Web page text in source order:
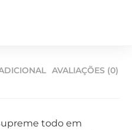
AVALIAÇÕES (0)
todo em